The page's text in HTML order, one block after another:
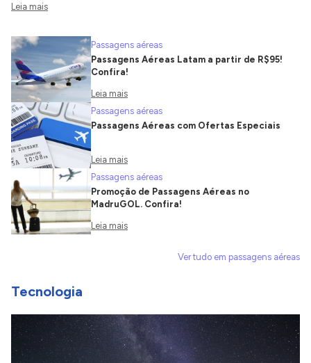
Leia mais
Passagens aéreas
Passagens Aéreas Latam a partir de R$95!
Confira!
Leia mais
Passagens aéreas
Passagens Aéreas com Ofertas Especiais
Leia mais
Passagens aéreas
Promoção de Passagens Aéreas no
MadruGOL. Confira!
Leia mais
Ver tudo em passagens aéreas
Tecnologia